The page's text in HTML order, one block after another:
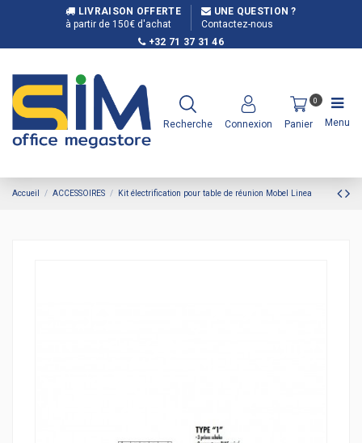
LIVRAISON OFFERTE
à partir de 150€ d'achat
UNE QUESTION ?
Contactez-nous
+32 71 37 31 46
Recherche Connexion
0
Panier Menu
Accueil ACCESSOIRES Kit électrification pour table de réunion Mobel Linea